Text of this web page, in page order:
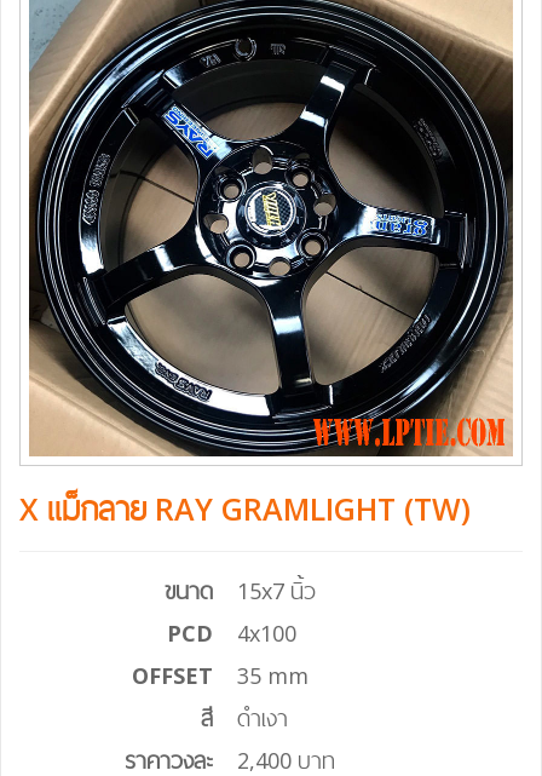
X แม็กลาย RAY GRAMLIGHT (TW)
ขนาด
15x7 นิ้ว
PCD
4x100
OFFSET
35 mm
สี
ดำเงา
ราคาวงละ
2,400 บาท